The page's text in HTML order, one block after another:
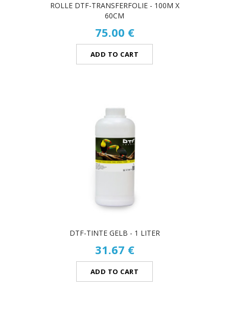
ROLLE DTF-TRANSFERFOLIE - 100M X
60CM
75.00 €
ADD TO CART
DTF-TINTE GELB - 1 LITER
31.67 €
ADD TO CART